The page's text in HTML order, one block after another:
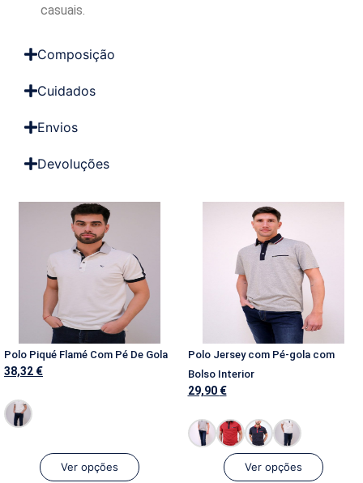
casuais.
Composição
Cuidados
Envios
Devoluções
Polo Piqué Flamé Com Pé De Gola
38,32 €
Ver opções
Polo Jersey com Pé-gola com
Bolso Interior
29,90 €
Ver opções